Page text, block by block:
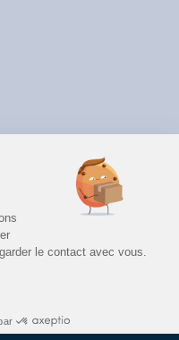
le contact avec vous.